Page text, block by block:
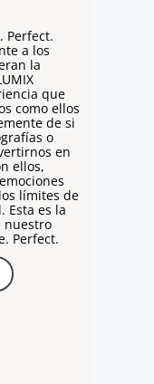
Perfect.
a los
la
que
como ellos
de si
o
en
ellos,
límites de
Esta es la
nuestro
Perfect.